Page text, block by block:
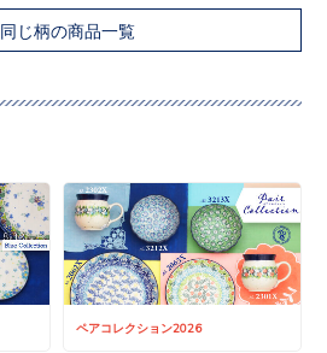
同じ柄の商品一覧
ペアコレクション2026